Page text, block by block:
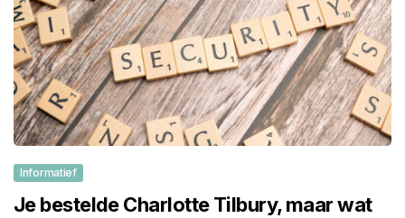
Informatief
Je bestelde Charlotte Tilbury, maar wat